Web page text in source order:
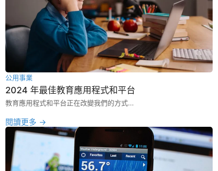
公用事業
2024 年最佳教育應用程式和平台
教育應用程式和平台正在改變我們的方式...
閱讀更多 →